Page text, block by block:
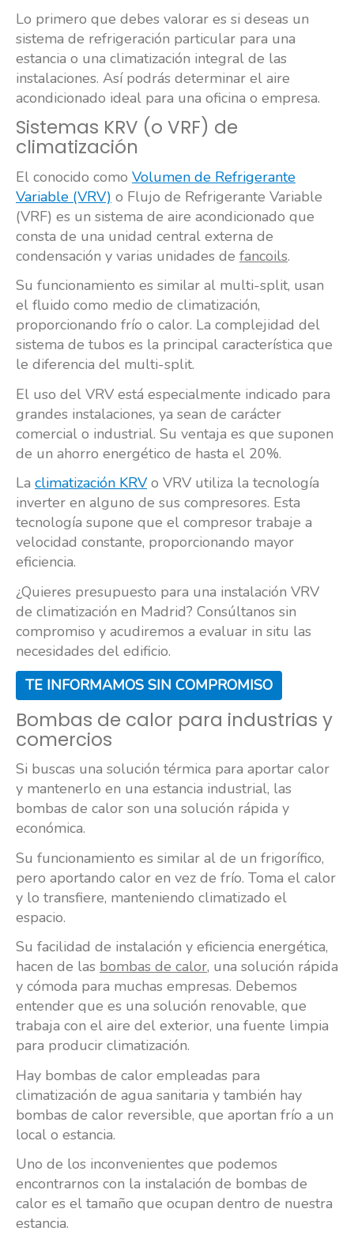
Lo primero que debes valorar es si deseas un
sistema de refrigeración particular para una
estancia o una climatización integral de las
instalaciones. Así podrás determinar el aire
acondicionado ideal para una oficina o empresa.
Sistemas KRV (o VRF) de
climatización
El conocido como Volumen de Refrigerante
Variable (VRV) o Flujo de Refrigerante Variable
(VRF) es un sistema de aire acondicionado que
consta de una unidad central externa de
condensación y varias unidades de fancoils.
Su funcionamiento es similar al multi-split, usan
el fluido como medio de climatización,
proporcionando frío o calor. La complejidad del
sistema de tubos es la principal característica que
le diferencia del multi-split.
El uso del VRV está especialmente indicado para
grandes instalaciones, ya sean de carácter
comercial o industrial. Su ventaja es que suponen
de un ahorro energético de hasta el 20%.
La climatización KRV o VRV utiliza la tecnología
inverter en alguno de sus compresores. Esta
tecnología supone que el compresor trabaje a
velocidad constante, proporcionando mayor
eficiencia.
¿Quieres presupuesto para una instalación VRV
de climatización en Madrid? Consúltanos sin
compromiso y acudiremos a evaluar in situ las
necesidades del edificio.
TE INFORMAMOS SIN COMPROMISO
Bombas de calor para industrias y
comercios
Si buscas una solución térmica para aportar calor
y mantenerlo en una estancia industrial, las
bombas de calor son una solución rápida y
económica.
Su funcionamiento es similar al de un frigorífico,
pero aportando calor en vez de frío. Toma el calor
y lo transfiere, manteniendo climatizado el
espacio.
Su facilidad de instalación y eficiencia energética,
hacen de las bombas de calor, una solución rápida
y cómoda para muchas empresas. Debemos
entender que es una solución renovable, que
trabaja con el aire del exterior, una fuente limpia
para producir climatización.
Hay bombas de calor empleadas para
climatización de agua sanitaria y también hay
bombas de calor reversible, que aportan frío a un
local o estancia.
Uno de los inconvenientes que podemos
encontrarnos con la instalación de bombas de
calor es el tamaño que ocupan dentro de nuestra
estancia.